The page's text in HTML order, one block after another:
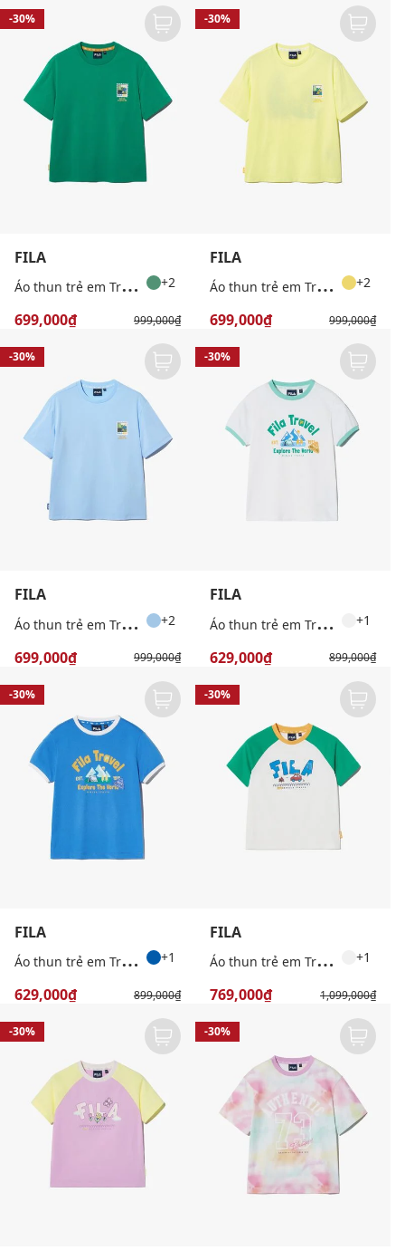
-30%
FILA
Á
o thun trẻ em Travel Club Capming +2
699,000₫ 999,000₫
-30%
FILA
Á
o thun trẻ em Travel Club Capming +2
699,000₫ 999,000₫
-30%
FILA
Á
o thun trẻ em Travel Club Capming +2
699,000₫ 999,000₫
-30%
FILA
Á
o thun trẻ em Travel Club Ringer +1
629,000₫ 899,000₫
-30%
FILA
Á
o thun trẻ em Travel Club Ringer +1
629,000₫ 899,000₫
-30%
FILA
Á
o thun trẻ em Travel Club Color Block +1
769,000₫ 1,099,000₫
-30% -30%